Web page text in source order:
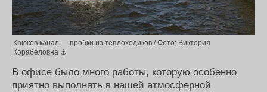
Крюков канал — пробки из теплоходиков / Фото: Виктория
Корабеловна ⚓
В офисе было много работы, которую особенно
приятно выполнять в нашей атмосферной